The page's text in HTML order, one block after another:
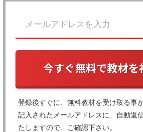
今すぐ無料で教材を
登録後すぐに、無料教材を受け取る事
記入されたメールアドレスに、自動返
たしますので、ご確認下さい。